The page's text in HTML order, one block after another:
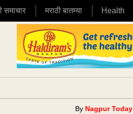
समाचार मराठी बातम्या Health
By Nagpur Today